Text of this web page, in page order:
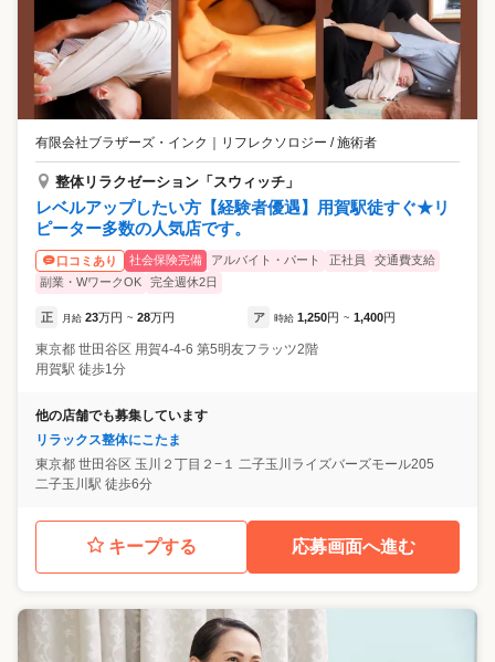
有限会社ブラザーズ・インク ｜ リフレクソロジー / 施術者
整体リラクゼーション「スウィッチ」
レベルアップしたい方【経験者優遇】用賀駅徒すぐ★リ
ピーター多数の人気店です。
口コミあり 社会保険完備 アルバイト・パート 正社員
交通費支給
副業・WワークOK
完全週休2日
正 月給 23万円 ~ 28万円 ア 時給 1,250円 ~ 1,400円
東京都 世田谷区 用賀4-4-6 第5明友フラッツ2階
用賀駅 徒歩1分
他の店舗でも募集しています
リラックス整体にこたま
東京都 世田谷区 玉川２丁目２−１ 二子玉川ライズバーズモール205
二子玉川駅 徒歩6分
キープする 応募画面へ進む